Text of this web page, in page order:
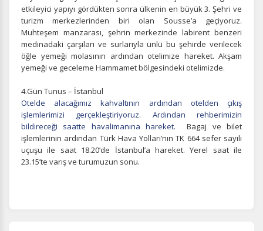
Zorunlu Çerezler HER ZAMAN AKTIF
Oturum yönetimi, güvenlik ve temel site işlevleri için
gereklidir. Bu çerezler olmadan site düzgün çalışmaz ve
devre dışı bırakılamaz.
İstatistik Çerezleri
Ziyaretçilerin siteyi nasıl kullandığını anonim olarak
ölçeriz. Hangi sayfaların popüler olduğunu ve
kullanıcıların nerede zorluk yaşadığını anlamamıza
yardımcı olur.
etkileyici yapıyı gördükten sonra ülkenin en büyük 3. Şehri ve
turizm merkezlerinden biri olan Sousse’a geçiyoruz.
Muhteşem manzarası, şehrin merkezinde labirent benzeri
medinadaki çarşıları ve surlarıyla ünlü bu şehirde verilecek
öğle yemeği molasının ardından otelimize hareket. Akşam
yemeği ve geceleme Hammamet bölgesindeki otelimizde.
4.Gün Tunus – İstanbul
Otelde alacağımız kahvaltının ardından otelden çıkış
işlemlerimizi gerçekleştiriyoruz. Ardından rehberimizin
bildireceği saatte havalimanına hareket.Bagaj ve bilet
işlemlerinin ardından Türk Hava Yolları’nın TK 664 sefer sayılı
uçuşu ile saat 18.20’de İstanbul’a hareket. Yerel saat ile
23.15’te varış ve turumuzun sonu.